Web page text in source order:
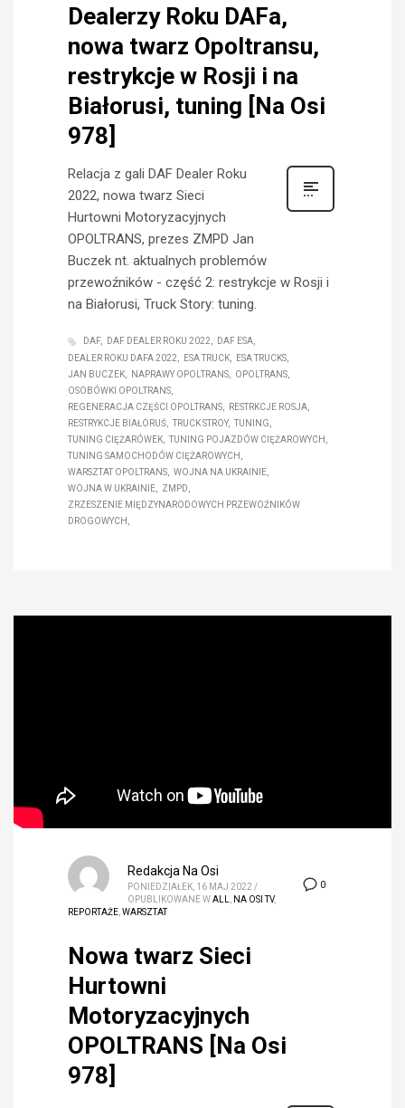
Dealerzy Roku DAFa,
nowa twarz Opoltransu,
restrykcje w Rosji i na
Białorusi, tuning [Na Osi
978]
Relacja z gali DAF Dealer Roku
2022, nowa twarz Sieci
Hurtowni Motoryzacyjnych
OPOLTRANS, prezes ZMPD Jan
Buczek nt. aktualnych problemów
przewoźników - część 2: restrykcje w Rosji i
na Białorusi, Truck Story: tuning.
DAF DAF DEALER ROKU 2022
DAF ESA
DEALER ROKU DAFA 2022
ESA TRUCK
ESA TRUCKS
JAN BUCZEK
NAPRAWY OPOLTRANS
OPOLTRANS
OSOBÓWKI OPOLTRANS
REGENERACJA CZĘŚCI OPOLTRANS
RESTRKCJE ROSJA
RESTRYKCJE BIAŁORUŚ
TRUCK STROY
TUNING
TUNING CIĘŻARÓWEK
TUNING POJAZDÓW CIĘŻAROWYCH
TUNING SAMOCHODÓW CIĘŻAROWYCH
WARSZTAT OPOLTRANS
WOJNA NA UKRAINIE
WOJNA W UKRAINIE
ZMPD
ZRZESZENIE MIĘDZYNARODOWYCH PRZEWOŹNIKÓW
DROGOWYCH
0
Redakcja Na Osi
PONIEDZIAŁEK, 16 MAJ 2022 /
OPUBLIKOWANE WALL NA OSI TV,
REPORTAŻE WARSZTAT
Nowa twarz Sieci
Hurtowni
Motoryzacyjnych
OPOLTRANS [Na Osi
978]